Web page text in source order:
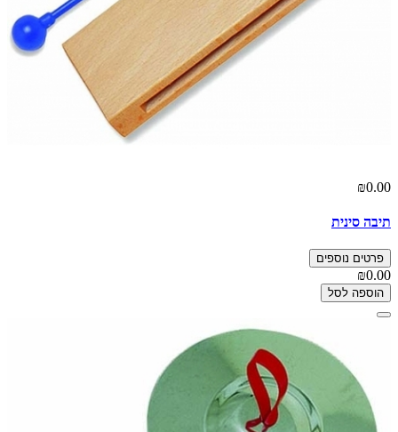
₪0.00
תיבה סינית
פרטים נוספים
₪0.00
הוספה לסל